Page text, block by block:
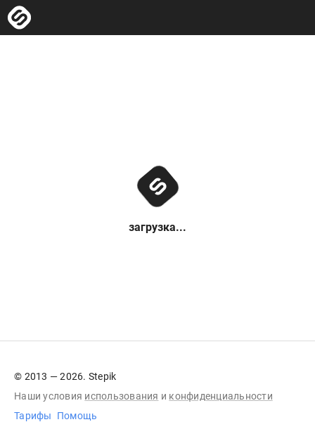
загрузка...
© 2013 — 2026. Stepik
Наши условия использования и конфиденциальности
Тарифы
Помощь